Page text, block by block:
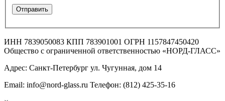
ИНН 7839050083 КПП 783901001 ОГРН 1157847450420
Общество с ограниченной ответственностью «НОРД-ГЛАСС»
Адрес: Санкт-Петербург ул. Чугунная, дом 14
Email: info@nord-glass.ru Телефон: (812) 425-35-16